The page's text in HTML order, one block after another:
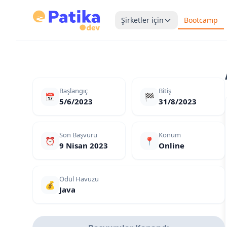
Şirketler için Bootcamp
📅
Başlangıç
5/6/2023 🏁
Bitiş
31/8/2023
⏰
Son Başvuru
9 Nisan 2023 📍
Konum
Online
💰
Ödül Havuzu
Java